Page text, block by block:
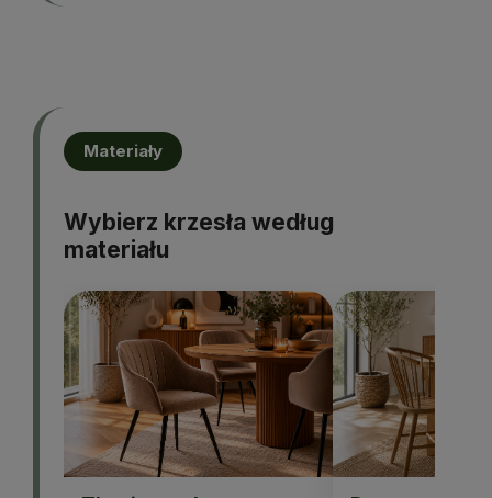
Materiały
Wybierz krzesła według
materiału